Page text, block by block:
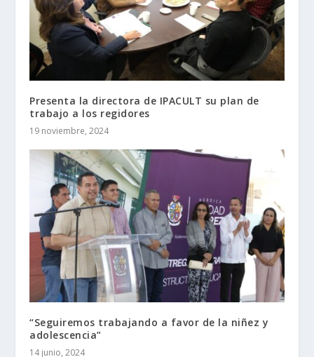
Presenta la directora de IPACULT su plan de
trabajo a los regidores
19 noviembre, 2024
“Seguiremos trabajando a favor de la niñez y
adolescencia”
14 junio, 2024